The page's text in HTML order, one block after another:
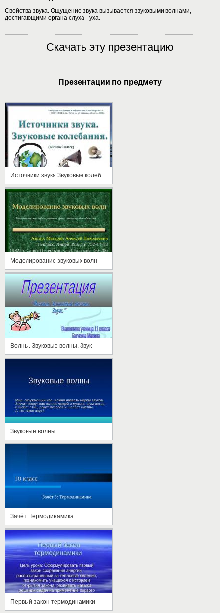
Свойства звука. Ощущение звука вызывается звуковыми волнами,
достигающими органа слуха - уха.
Скачать эту презентацию
Презентации по предмету
Моделирование звуковых волн
Волны. Звуковые волны. Звук
Звуковые волны
Зачёт: Термодинамика
Первый закон термодинамики